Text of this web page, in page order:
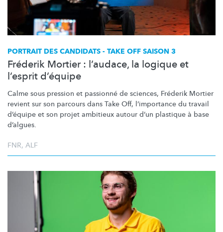
PORTRAIT DES CANDIDATS - TAKE OFF SAISON 3
Fréderik Mortier : l’audace, la logique et
l’esprit d’équipe
Calme sous pression et passionné de sciences, Fréderik Mortier
revient sur son parcours dans Take Off, l’importance du travail
d’équipe et son projet ambitieux autour d’un plastique à base
d’algues.
FNR, ALF